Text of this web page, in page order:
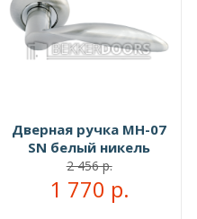
Дверная ручка MH-07
SN белый никель
2 456 р.
1 770 р.